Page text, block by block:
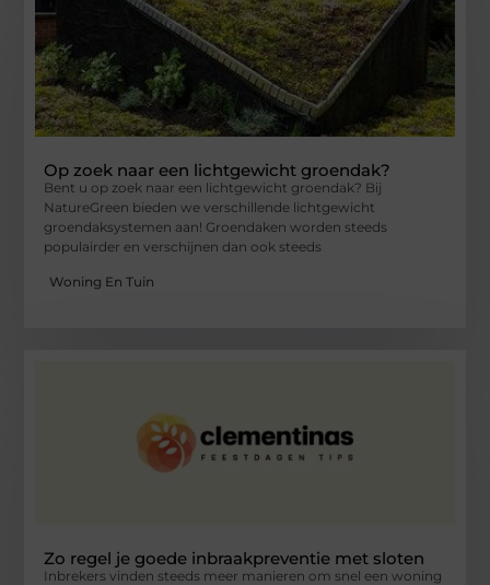
Op zoek naar een lichtgewicht groendak?
Bent u op zoek naar een lichtgewicht groendak? Bij
NatureGreen bieden we verschillende lichtgewicht
groendaksystemen aan! Groendaken worden steeds
populairder en verschijnen dan ook steeds
Woning En Tuin
Zo regel je goede inbraakpreventie met sloten
Inbrekers vinden steeds meer manieren om snel een woning